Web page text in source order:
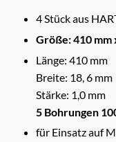
4 Stück aus
Größe: 410 mm
Länge: 410 mm
Breite: 18, 6 mm
Stärke: 1,0 mm
5 Bohrungen
für Einsatz auf